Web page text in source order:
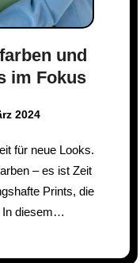
und
im Fokus
2024
– es ist Zeit
Prints, die
In diesem…